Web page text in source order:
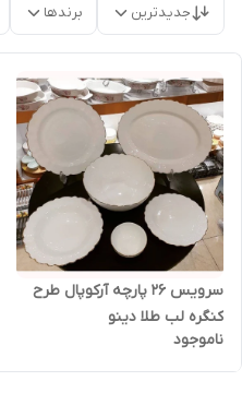
جدیدترین برندها
سرویس 26 پارچه آرکوپال طرح
کنگره لب طلا دینو
ناموجود